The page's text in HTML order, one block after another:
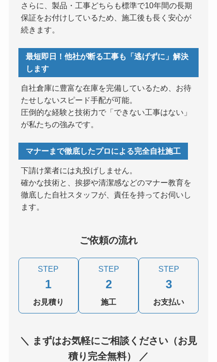
さらに、製品・工事どちらも標準で10年間の長期
保証をお付けしているため、施工後も長く安心が
続きます。
最短即日！他社が断る工事も「逃げずに」解決
します
自社倉庫に豊富な在庫を完備しているため、お待
たせしないスピード手配が可能。
圧倒的な経験と技術力で「できない工事はない」
が私たちの強みです。
マナーまで徹底したプロによる完全自社施工
下請け業者には丸投げしません。
確かな技術と、挨拶や清潔感などのマナー教育を
徹底した自社スタッフが、責任を持ってお伺いし
ます。
ご依頼の流れ
STEP
1
お見積り
STEP
2
施工
STEP
3
お支払い
＼ まずはお気軽にご相談ください（お見
積り完全無料） ／